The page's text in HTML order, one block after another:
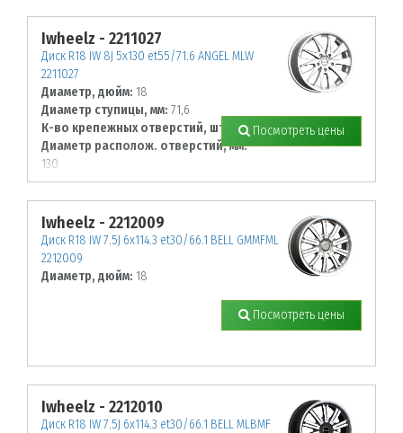
Iwheelz - 2211027
Диск R18 IW 8J 5х130 et55/71.6 ANGEL MLW
2211027
Диаметр, дюйм: 18
Диаметр ступицы, мм: 71,6
К-во крепежных отверстий, шт:
Диаметр располож. отверстий, мм:
130
Посмотреть цены
Iwheelz - 2212009
Диск R18 IW 7.5J 6х114.3 et30/66.1 BELL GMMFML
2212009
Диаметр, дюйм: 18
Посмотреть цены
Iwheelz - 2212010
Диск R18 IW 7.5J 6х114.3 et30/66.1 BELL MLBMF